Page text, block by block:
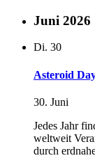
Juni 2026
Di. 30
Asteroid
30. Juni
Jedes Jahr
weltweit
durch